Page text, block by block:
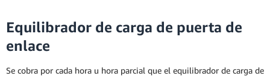
Equilibrador de carga de puerta de
enlace
Se cobra por cada hora u hora parcial que el equilibrador de carga de